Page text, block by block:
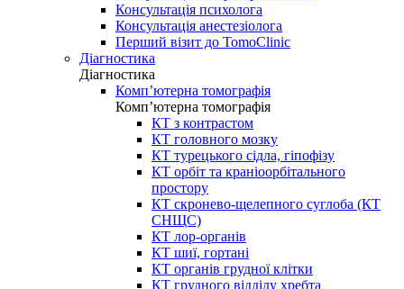
Консультація психолога
Консультація анестезіолога
Перший візит до TomoClinic
Діагностика
Діагностика
Комп’ютерна томографія
Комп’ютерна томографія
КТ з контрастом
КТ головного мозку
КТ турецького сідла, гіпофізу
КТ орбіт та краніоорбітального
простору
КТ скронево-щелепного суглоба (КТ
СНЩС)
КТ лор-органів
КТ шиї, гортані
КТ органів грудної клітки
КТ грудного відділу хребта